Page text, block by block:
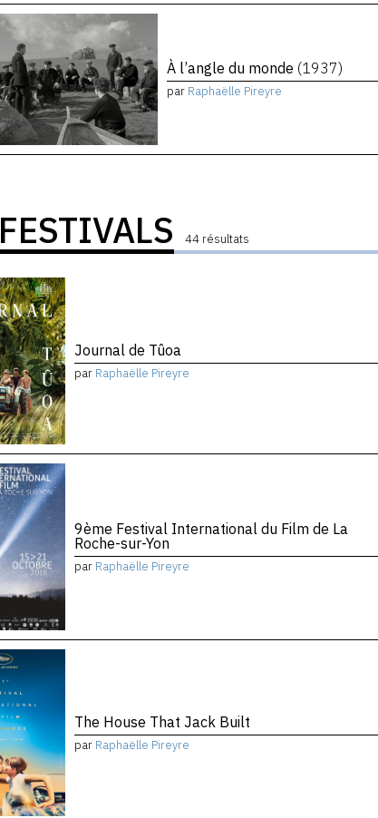
À l’angle du monde (1937)
par Raphaëlle Pireyre
FESTIVALS 44 résultats
Journal de Tûoa
par Raphaëlle Pireyre
9ème Festival International du Film de La
Roche-sur-Yon
par Raphaëlle Pireyre
The House That Jack Built
par Raphaëlle Pireyre